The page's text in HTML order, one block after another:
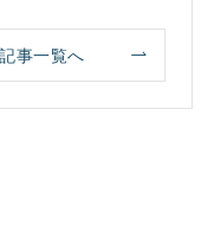
事一覧へ